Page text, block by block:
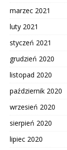
marzec 2021
luty 2021
styczeń 2021
grudzień 2020
listopad 2020
październik 2020
wrzesień 2020
sierpień 2020
lipiec 2020